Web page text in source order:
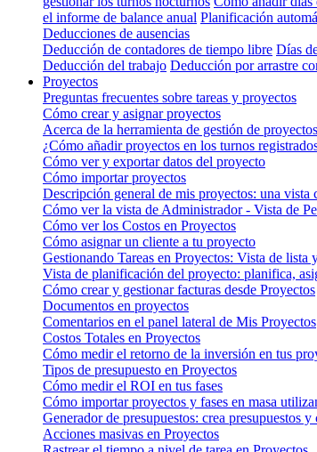
el informe de balance anual Planificación
Deducciones de ausencias
Deducción de contadores de tiempo libre Días
Deducción del trabajo Deducción por arrastre
Proyectos
Preguntas frecuentes sobre tareas y proyectos
Cómo crear y asignar proyectos
Acerca de la herramienta de gestión de proyectos
¿Cómo añadir proyectos en los turnos
Cómo ver y exportar datos del proyecto
Cómo importar proyectos
Descripción general de mis proyectos: una vista
Cómo ver la vista de Administrador - Vista de
Cómo ver los Costos en Proyectos
Cómo asignar un cliente a tu proyecto
Gestionando Tareas en Proyectos: Vista de lista
Vista de planificación del proyecto: planifica,
Cómo crear y gestionar facturas desde Proyectos
Documentos en proyectos
Comentarios en el panel lateral de Mis Proyectos
Costos Totales en Proyectos
Cómo medir el retorno de la inversión en tus
Tipos de presupuesto en Proyectos
Cómo medir el ROI en tus fases
Cómo importar proyectos y fases en masa
Generador de presupuestos: crea presupuestos
Acciones masivas en Proyectos